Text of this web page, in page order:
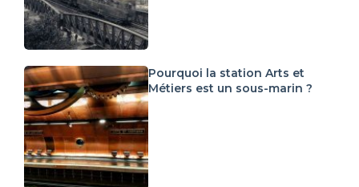
Pourquoi la station Arts et
Métiers est un sous-marin ?